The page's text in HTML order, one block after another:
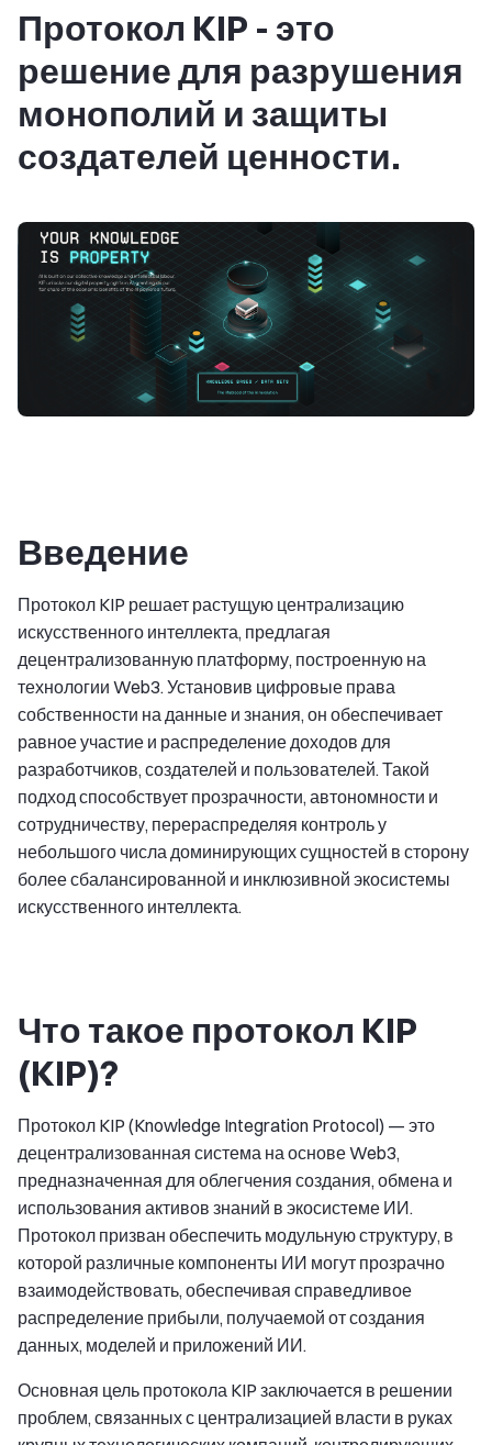
Протокол KIP - это
решение для разрушения
монополий и защиты
создателей ценности.
Введение
Протокол KIP решает растущую централизацию
искусственного интеллекта, предлагая
децентрализованную платформу, построенную на
технологии Web3. Установив цифровые права
собственности на данные и знания, он обеспечивает
равное участие и распределение доходов для
разработчиков, создателей и пользователей. Такой
подход способствует прозрачности, автономности и
сотрудничеству, перераспределяя контроль у
небольшого числа доминирующих сущностей в сторону
более сбалансированной и инклюзивной экосистемы
искусственного интеллекта.
Что такое протокол KIP
(KIP)?
Протокол KIP (Knowledge Integration Protocol) — это
децентрализованная система на основе Web3,
предназначенная для облегчения создания, обмена и
использования активов знаний в экосистеме ИИ.
Протокол призван обеспечить модульную структуру, в
которой различные компоненты ИИ могут прозрачно
взаимодействовать, обеспечивая справедливое
распределение прибыли, получаемой от создания
данных, моделей и приложений ИИ.
Основная цель протокола KIP заключается в решении
проблем, связанных с централизацией власти в руках